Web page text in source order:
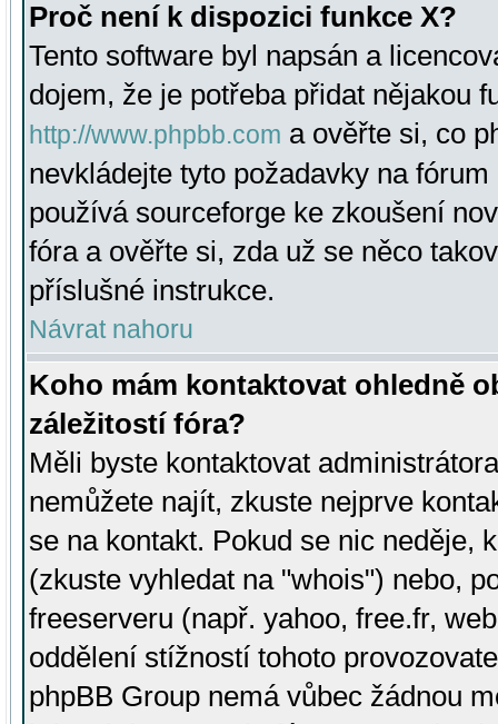
Proč není k dispozici funkce X?
Tento software byl napsán a
dojem, že je potřeba přidat nějakou
http://www.phpbb.com a ověřte si, co
nevkládejte tyto požadavky na
používá sourceforge ke zkoušení
fóra a ověřte si, zda už se něco
příslušné instrukce.
Návrat nahoru
Koho mám kontaktovat ohledně
záležitostí fóra?
Měli byste kontaktovat
nemůžete najít, zkuste nejprve
se na kontakt. Pokud se nic neděje,
(zkuste vyhledat na "whois") nebo,
freeserveru (např. yahoo, free.fr,
oddělení stížností tohoto
phpBB Group nemá vůbec žádnou